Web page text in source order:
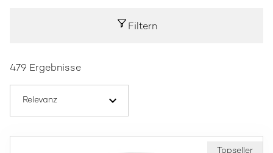
Filtern
479 Ergebnisse
Topseller